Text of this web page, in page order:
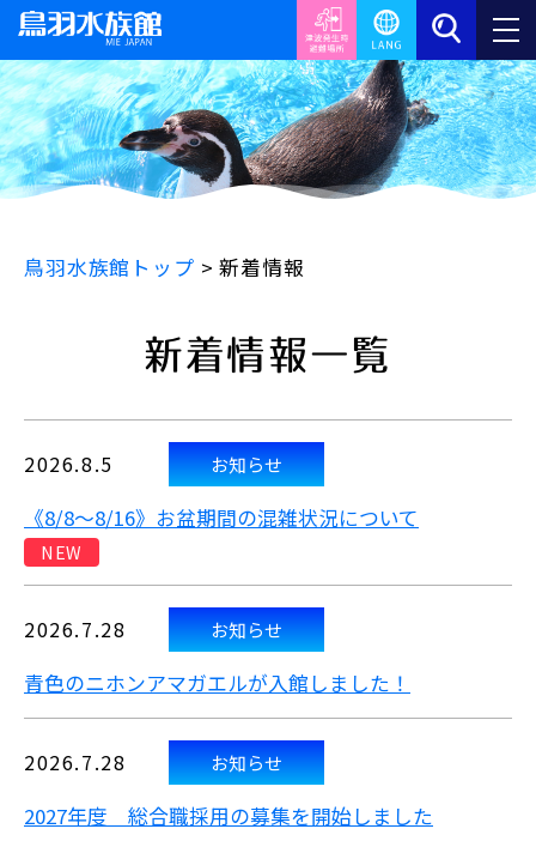
鳥羽水族館トップ >新着情報
新着情報一覧
2026.8.5 お知らせ
《8/8～8/16》お盆期間の混雑状況について
NEW
2026.7.28 お知らせ
青色のニホンアマガエルが入館しました！
2026.7.28 お知らせ
2027年度 総合職採用の募集を開始しました